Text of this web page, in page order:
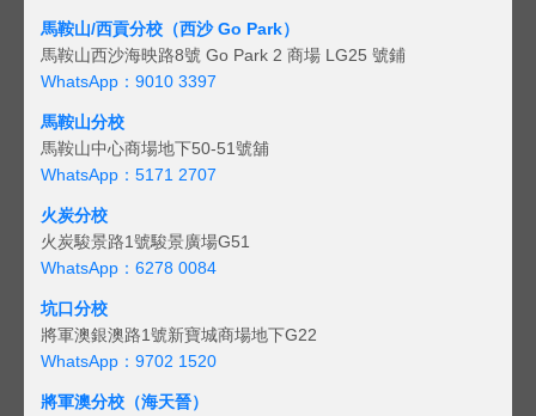
馬鞍山/西貢分校（西沙 Go Park）
馬鞍山西沙海映路8號 Go Park 2 商場 LG25 號鋪
WhatsApp：9010 3397
馬鞍山分校
馬鞍山中心商場地下50-51號舖
WhatsApp：5171 2707
火炭分校
火炭駿景路1號駿景廣場G51
WhatsApp：6278 0084
坑口分校
將軍澳銀澳路1號新寶城商場地下G22
WhatsApp：9702 1520
將軍澳分校（海天晉）